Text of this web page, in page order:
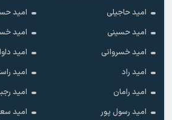
امید حاجیلی
امید
امید حسینی
امید
امید خسروانی
امید
امید راد
امید
امید رامان
امید
امید رسول پور
امید